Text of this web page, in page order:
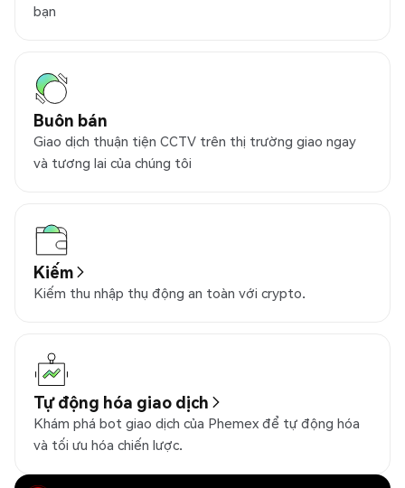
bạn
Buôn bán
Giao dịch thuận tiện CCTV trên thị trường giao ngay
và tương lai của chúng tôi
Kiếm
Kiếm thu nhập thụ động an toàn với crypto.
Tự động hóa giao dịch
Khám phá bot giao dịch của Phemex để tự động hóa
và tối ưu hóa chiến lược.